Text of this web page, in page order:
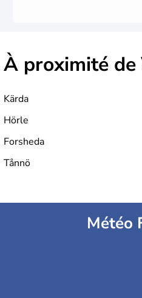
À proximité de
Kärda
Hörle
Forsheda
Tånnö
Météo